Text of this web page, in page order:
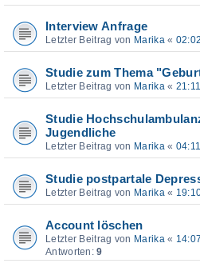
Interview Anfrage
Letzter Beitrag von Marika«
Studie zum Thema
Letzter Beitrag von Marika«
Studie
Jugendliche
Letzter Beitrag von Marika«
Studie postpartale
Letzter Beitrag von Marika«
Account löschen
Letzter Beitrag von Marika«
Antworten:9